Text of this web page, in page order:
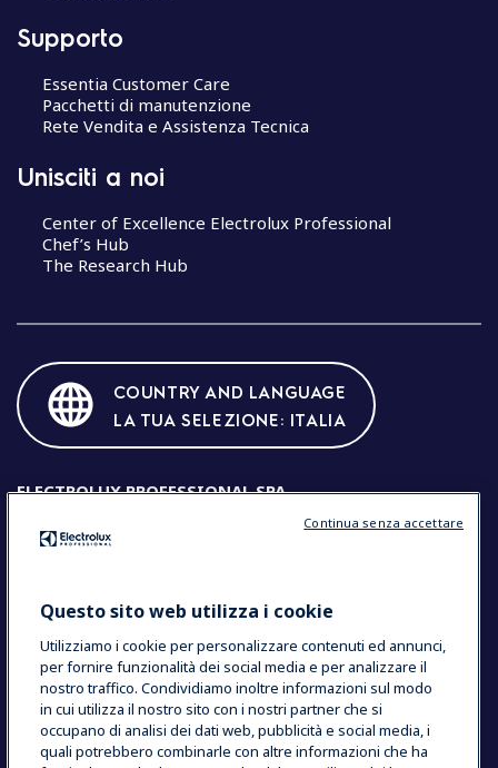
Supporto
Essentia Customer Care
Pacchetti di manutenzione
Rete Vendita e Assistenza Tecnica
Unisciti a noi
Center of Excellence Electrolux Professional
Chef’s Hub
The Research Hub
COUNTRY AND LANGUAGE
LA TUA SELEZIONE: ITALIA
ELECTROLUX PROFESSIONAL SPA
Sede legale: Viale Treviso 15, 33170 Pordenone (Italia) Codice
Fiscale e Partita IVA: IT00072220932
Capitale Sociale: EURO 7.998.000 I.V.
Società con Socio Unico
Data Privacy Statement
Cookie Policy
Termini & Condizioni
Modello di Organizzazione, Gestione e Controllo
Questo sito web utilizza i cookie
Utilizziamo i cookie per personalizzare contenuti ed annunci,
per fornire funzionalità dei social media e per analizzare il
nostro traffico. Condividiamo inoltre informazioni sul modo
in cui utilizza il nostro sito con i nostri partner che si
occupano di analisi dei dati web, pubblicità e social media, i
quali potrebbero combinarle con altre informazioni che ha
Continua senza accettare